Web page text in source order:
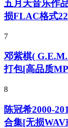
五月天音乐作
损FLAC格式
7
邓紫棋(
打包[高品质
8
陈冠希2000-
合集[无损